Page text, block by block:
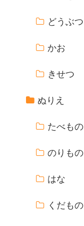
どうぶつ
かお
きせつ
ぬりえ
たべもの
のりもの
はな
くだもの